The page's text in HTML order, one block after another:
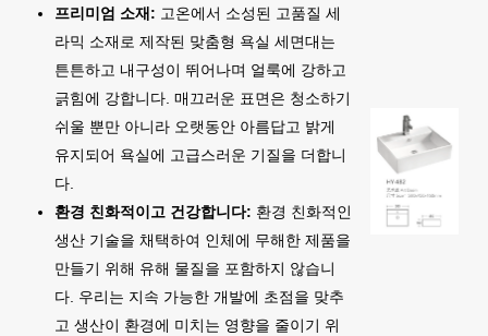
프리미엄 소재: 고온에서 소성된 고품질 세
라믹 소재로 제작된 맞춤형 욕실 세면대는
튼튼하고 내구성이 뛰어나며 얼룩에 강하고
긁힘에 강합니다. 매끄러운 표면은 청소하기
쉬울 뿐만 아니라 오랫동안 아름답고 밝게
유지되어 욕실에 고급스러운 기질을 더합니
다.
환경 친화적이고 건강합니다: 환경 친화적인
생산 기술을 채택하여 인체에 무해한 제품을
만들기 위해 유해 물질을 포함하지 않습니
다. 우리는 지속 가능한 개발에 초점을 맞추
고 생산이 환경에 미치는 영향을 줄이기 위